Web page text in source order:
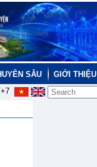
SÂU
GIỚI THIỆU